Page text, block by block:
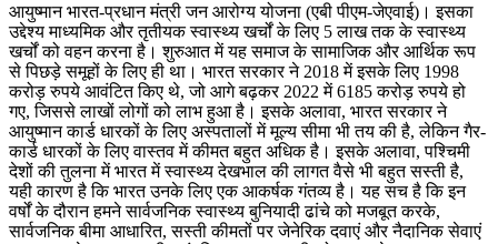
आयुष्मान भारत-प्रधान मंत्री जन आरोग्य योजना (एबी पीएम-जेएवाई)। इसका
उद्देश्य माध्यमिक और तृतीयक स्वास्थ्य खर्चों के लिए 5 लाख तक के स्वास्थ्य
खर्चों को वहन करना है। शुरुआत में यह समाज के सामाजिक और आर्थिक रूप
से पिछड़े समूहों के लिए ही था। भारत सरकार ने 2018 में इसके लिए 1998
करोड़ रुपये आवंटित किए थे, जो आगे बढ़कर 2022 में 6185 करोड़ रुपये हो
गए, जिससे लाखों लोगों को लाभ हुआ है। इसके अलावा, भारत सरकार ने
आयुष्मान कार्ड धारकों के लिए अस्पतालों में मूल्य सीमा भी तय की है, लेकिन गैर-
कार्ड धारकों के लिए वास्तव में कीमत बहुत अधिक है। इसके अलावा, पश्चिमी
देशों की तुलना में भारत में स्वास्थ्य देखभाल की लागत वैसे भी बहुत सस्ती है,
यही कारण है कि भारत उनके लिए एक आकर्षक गंतव्य है। यह सच है कि इन
वर्षों के दौरान हमने सार्वजनिक स्वास्थ्य बुनियादी ढांचे को मजबूत करके,
सार्वजनिक बीमा आधारित, सस्ती कीमतों पर जेनेरिक दवाएं और नैदानिक सेवाएं